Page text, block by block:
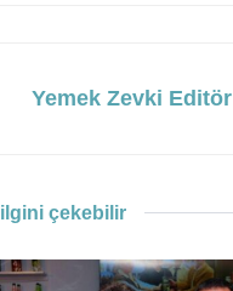
Yemek Zevki Editör
ilgini çekebilir